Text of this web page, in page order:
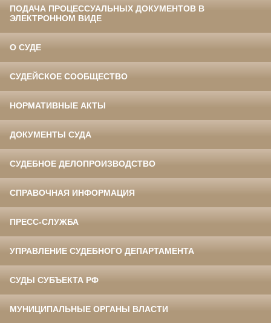
ПОДАЧА ПРОЦЕССУАЛЬНЫХ ДОКУМЕНТОВ В
ЭЛЕКТРОННОМ ВИДЕ
О СУДЕ
СУДЕЙСКОЕ СООБЩЕСТВО
НОРМАТИВНЫЕ АКТЫ
ДОКУМЕНТЫ СУДА
СУДЕБНОЕ ДЕЛОПРОИЗВОДСТВО
СПРАВОЧНАЯ ИНФОРМАЦИЯ
ПРЕСС-СЛУЖБА
УПРАВЛЕНИЕ СУДЕБНОГО ДЕПАРТАМЕНТА
СУДЫ СУБЪЕКТА РФ
МУНИЦИПАЛЬНЫЕ ОРГАНЫ ВЛАСТИ